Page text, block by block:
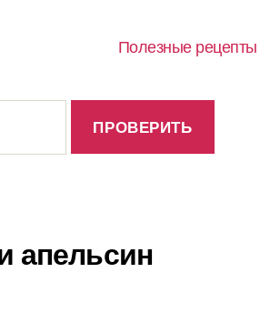
Полезные рецепты
апельсин